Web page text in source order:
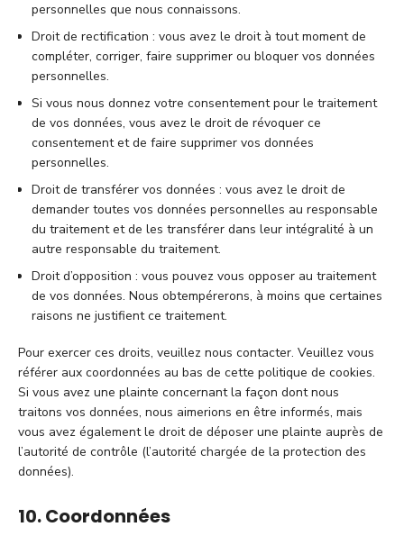
personnelles que nous connaissons.
Droit de rectification : vous avez le droit à tout moment de
compléter, corriger, faire supprimer ou bloquer vos données
personnelles.
Si vous nous donnez votre consentement pour le traitement
de vos données, vous avez le droit de révoquer ce
consentement et de faire supprimer vos données
personnelles.
Droit de transférer vos données : vous avez le droit de
demander toutes vos données personnelles au responsable
du traitement et de les transférer dans leur intégralité à un
autre responsable du traitement.
Droit d’opposition : vous pouvez vous opposer au traitement
de vos données. Nous obtempérerons, à moins que certaines
raisons ne justifient ce traitement.
Pour exercer ces droits, veuillez nous contacter. Veuillez vous
référer aux coordonnées au bas de cette politique de cookies.
Si vous avez une plainte concernant la façon dont nous
traitons vos données, nous aimerions en être informés, mais
vous avez également le droit de déposer une plainte auprès de
l’autorité de contrôle (l’autorité chargée de la protection des
données).
10. Coordonnées